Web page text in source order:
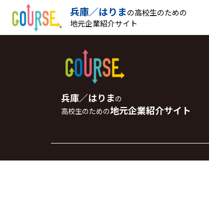
兵庫／はりまの高校生のための
地元企業紹介サイト
兵庫／はりまの
高校生のための地元企業紹介サイト